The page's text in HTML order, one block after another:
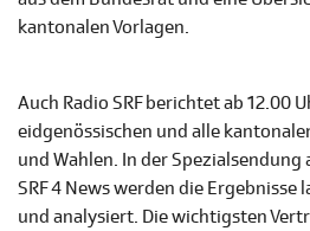
kantonalen Vorlagen.
Auch Radio SRF berichtet ab 12.00
eidgenössischen und alle
und Wahlen. In der Spezialsendung
SRF 4 News werden die
und analysiert. Die wichtigsten